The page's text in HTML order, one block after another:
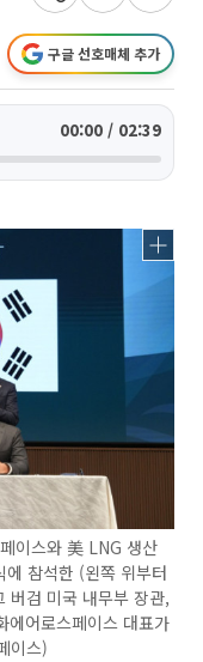
구글 선호매체 추가
00:00 / 02:39
이스와 美 LNG 생산
참석한 (왼쪽 위부터
버검 미국 내무부 장관,
에어로스페이스 대표가
이스)